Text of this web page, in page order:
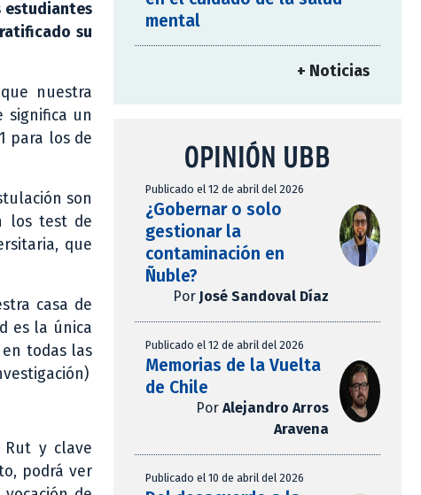
estudiantes
su
nuestra
significa un
para los de
son
los test de
que
casa de
es la única
todas las
y clave
podrá ver
mental
+ Noticias
OPINIÓN UBB
Publicado el 12 de abril del 2026
¿Gobernar o solo
gestionar la
contaminación en
Ñuble?
Por José Sandoval Díaz
Publicado el 12 de abril del 2026
Memorias de la Vuelta
de Chile
Por Alejandro Arros
Aravena
Publicado el 10 de abril del 2026